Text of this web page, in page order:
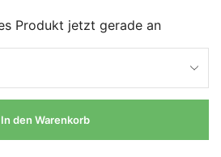
Produkt jetzt gerade an
In den Warenkorb